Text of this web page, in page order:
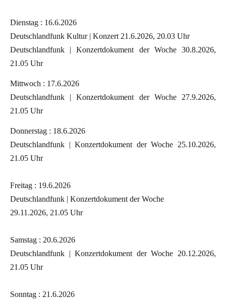
Dienstag : 16.6.2026
Deutschlandfunk Kultur | Konzert 21.6.2026, 20.03 Uhr
Deutschlandfunk | Konzertdokument der Woche 30.8.2026,
21.05 Uhr
Mittwoch : 17.6.2026
Deutschlandfunk | Konzertdokument der Woche 27.9.2026,
21.05 Uhr
Donnerstag : 18.6.2026
Deutschlandfunk | Konzertdokument der Woche 25.10.2026,
21.05 Uhr
Freitag : 19.6.2026
Deutschlandfunk | Konzertdokument der Woche
29.11.2026, 21.05 Uhr
Samstag : 20.6.2026
Deutschlandfunk | Konzertdokument der Woche 20.12.2026,
21.05 Uhr
Sonntag : 21.6.2026